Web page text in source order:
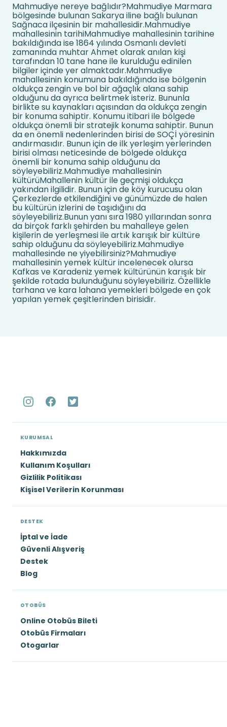
Mahmudiye nereye bağlıdır?Mahmudiye Marmara
bölgesinde bulunan Sakarya iline bağlı bulunan
Sağnaca ilçesinin bir mahallesidir.Mahmudiye
mahallesinin tarihiMahmudiye mahallesinin tarihine
bakıldığında ise 1864 yılında Osmanlı devleti
zamanında muhtar Ahmet olarak anılan kişi
tarafından 10 tane hane ile kurulduğu edinilen
bilgiler içinde yer almaktadır.Mahmudiye
mahallesinin konumuna bakıldığında ise bölgenin
oldukça zengin ve bol bir ağaçlık alana sahip
olduğunu da ayrıca belirtmek isteriz. Bununla
birlikte su kaynakları açısından da oldukça zengin
bir konuma sahiptir. Konumu itibari ile bölgede
oldukça önemli bir stratejik konuma sahiptir. Bunun
da en önemli nedenlerinden birisi de SOÇİ yöresinin
andırmasıdır. Bunun için de ilk yerleşim yerlerinden
birisi olması neticesinde de bölgede oldukça
önemli bir konuma sahip olduğunu da
söyleyebiliriz.Mahmudiye mahallesinin
kültürüMahallenin kültür ile geçmişi oldukça
yakından ilgilidir. Bunun için de köy kurucusu olan
Çerkezlerde etkilendiğini ve günümüzde de halen
bu kültürün izlerini de taşıdığını da
söyleyebiliriz.Bunun yanı sıra 1980 yıllarından sonra
da birçok farklı şehirden bu mahalleye gelen
kişilerin de yerleşmesi ile artık karışık bir kültüre
sahip olduğunu da söyleyebiliriz.Mahmudiye
mahallesinde ne yiyebilirsiniz?Mahmudiye
mahallesinin yemek kültür incelenecek olursa
Kafkas ve Karadeniz yemek kültürünün karışık bir
şekilde rotada bulunduğunu söyleyebiliriz. Özellikle
tarhana ve kara lahana yemekleri bölgede en çok
yapılan yemek çeşitlerinden birisidir.
KURUMSAL
Hakkımızda
Kullanım Koşulları
Gizlilik Politikası
Kişisel Verilerin Korunması
DESTEK
İptal ve İade
Güvenli Alışveriş
Destek
Blog
OTOBÜS
Online Otobüs Bileti
Otobüs Firmaları
Otogarlar